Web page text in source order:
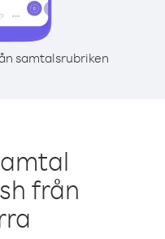
samtalsrubriken
från